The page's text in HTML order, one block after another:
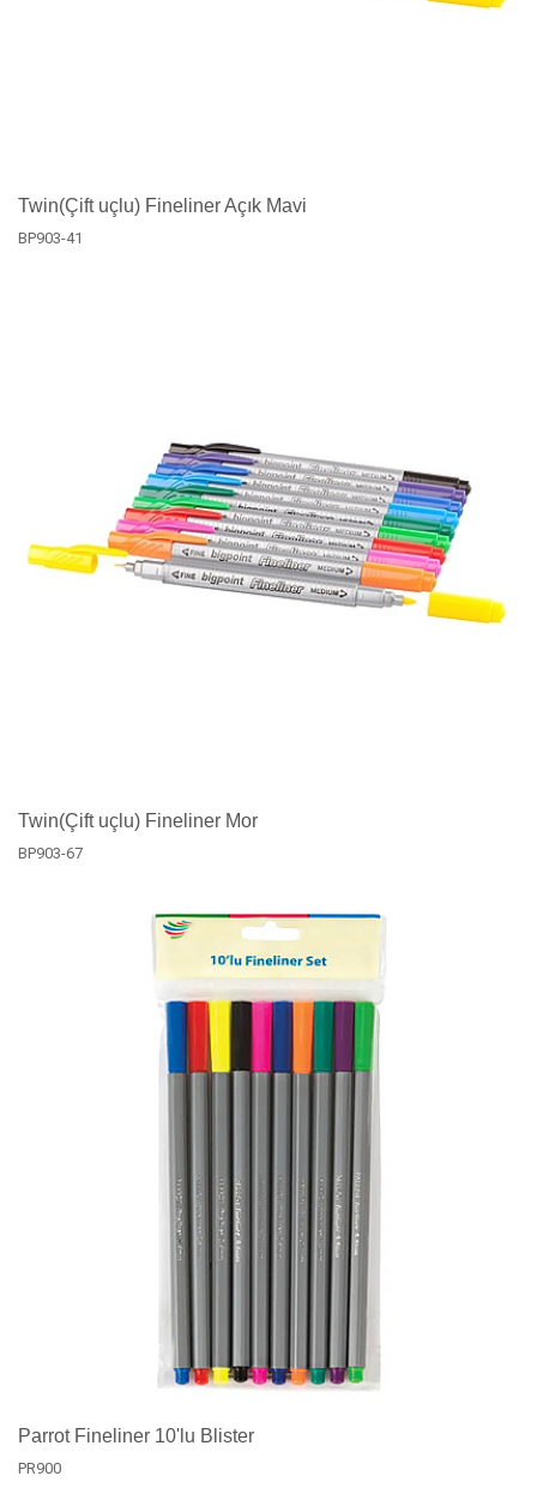
Twin(Çift uçlu) Fineliner Açık Mavi
BP903-41
Twin(Çift uçlu) Fineliner Mor
BP903-67
Parrot Fineliner 10'lu Blister
PR900